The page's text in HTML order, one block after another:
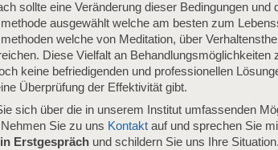
sollte eine Veränderung dieser Bedingungen
ausgewählt welche am besten zum
welche von Meditation, über
Diese Vielfalt an
keine befriedigenden und professionellen
Überprüfung der Effektivität gibt.
sich über die in unserem Institut umfassenden
Sie zu uns Kontaktauf und sprechen Sie
Erstgesprächund schildern Sie uns Ihre